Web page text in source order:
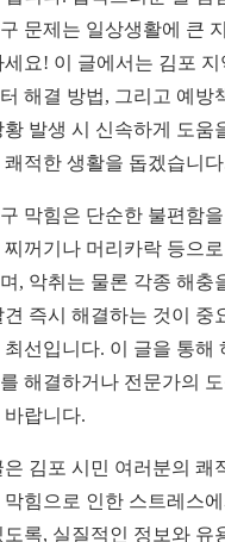
문제는 일상생활에 큰
세요! 이 글에서는 김포
해결 방법, 그리고 예방
황 발생 시 신속하게 도움
쾌적한 생활을 돕겠습니
막힘은 단순한 불편함
찌꺼기나 머리카락 등으
, 악취는 물론 각종 해충
견 즉시 해결하는 것이 중
최선입니다. 이 글을 통해
해결하거나 전문가의
바랍니다.
은 김포 시민 여러분의 쾌
막힘으로 인한 스트레스
도록, 실질적인 정보와 유